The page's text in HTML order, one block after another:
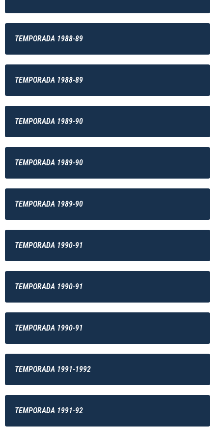
TEMPORADA 1988-89
TEMPORADA 1988-89
TEMPORADA 1989-90
TEMPORADA 1989-90
TEMPORADA 1989-90
TEMPORADA 1990-91
TEMPORADA 1990-91
TEMPORADA 1990-91
TEMPORADA 1991-1992
TEMPORADA 1991-92